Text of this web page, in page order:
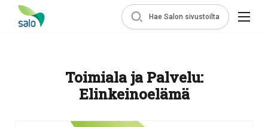
Hae Salon sivustoilta
Toimiala ja Palvelu:
Elinkeinoelämä